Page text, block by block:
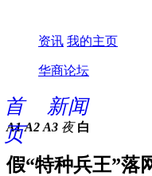
资讯 我的主页
华商论坛
首
页
新闻
A1 A2 A3 夜 白
假“特种兵王”落